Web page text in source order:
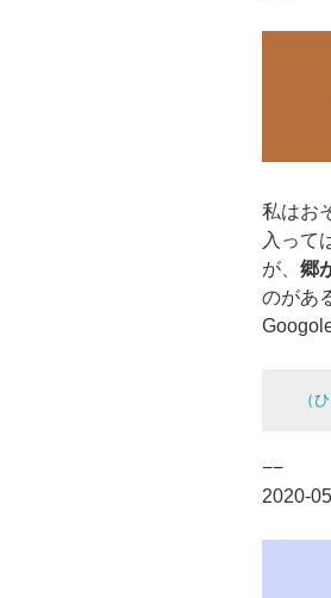
私はお
入って
が、 郷
のがあ
（
−−
2020-